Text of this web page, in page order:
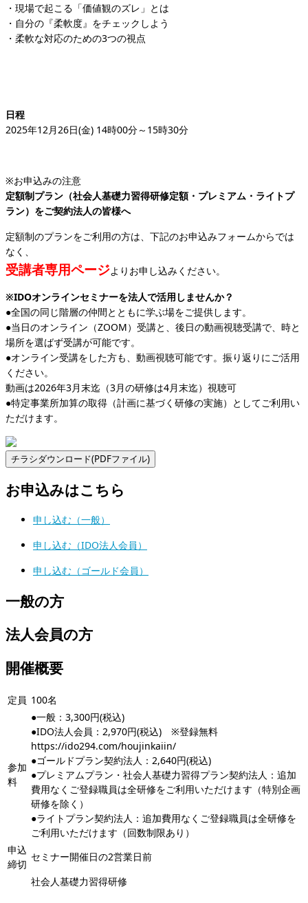
・現場で起こる「価値観のズレ」とは
・自分の『柔軟度』をチェックしよう
・柔軟な対応のための3つの視点
日程
2025年12月26日(金) 14時00分～15時30分
※お申込みの注意
定額制プラン（社会人基礎力習得研修定額・プレミアム・ライトプ
ラン）をご契約法人の皆様へ
定額制のプランをご利用の方は、下記のお申込みフォームからでは
なく、
受講者専用ページよりお申し込みください。
※IDOオンラインセミナーを法人で活用しませんか？
●全国の同じ階層の仲間とともに学ぶ場をご提供します。
●当日のオンライン（ZOOM）受講と、後日の動画視聴受講で、時と
場所を選ばず受講が可能です。
●オンライン受講をした方も、動画視聴可能です。振り返りにご活用
ください。
動画は2026年3月末迄（3月の研修は4月末迄） 視聴可
●特定事業所加算の取得（計画に基づく研修の実施）としてご利用い
ただけます。
お申込みはこちら
申し込む（一般）
申し込む（IDO法人会員）
申し込む（ゴールド会員）
一般の方
法人会員の方
開催概要
定員 100名
参加
料
●一般：3,300円(税込)
●IDO法人会員：2,970円(税込) ※登録無料
https://ido294.com/houjinkaiin/
●ゴールドプラン契約法人：2,640円(税込)
●プレミアムプラン・社会人基礎力習得プラン契約法人：追加
費用なくご登録職員は全研修をご利用いただけます（特別企画
研修を除く）
●ライトプラン契約法人：追加費用なくご登録職員は全研修を
ご利用いただけます（回数制限あり）
申込
締切
セミナー開催日の2営業日前
社会人基礎力習得研修